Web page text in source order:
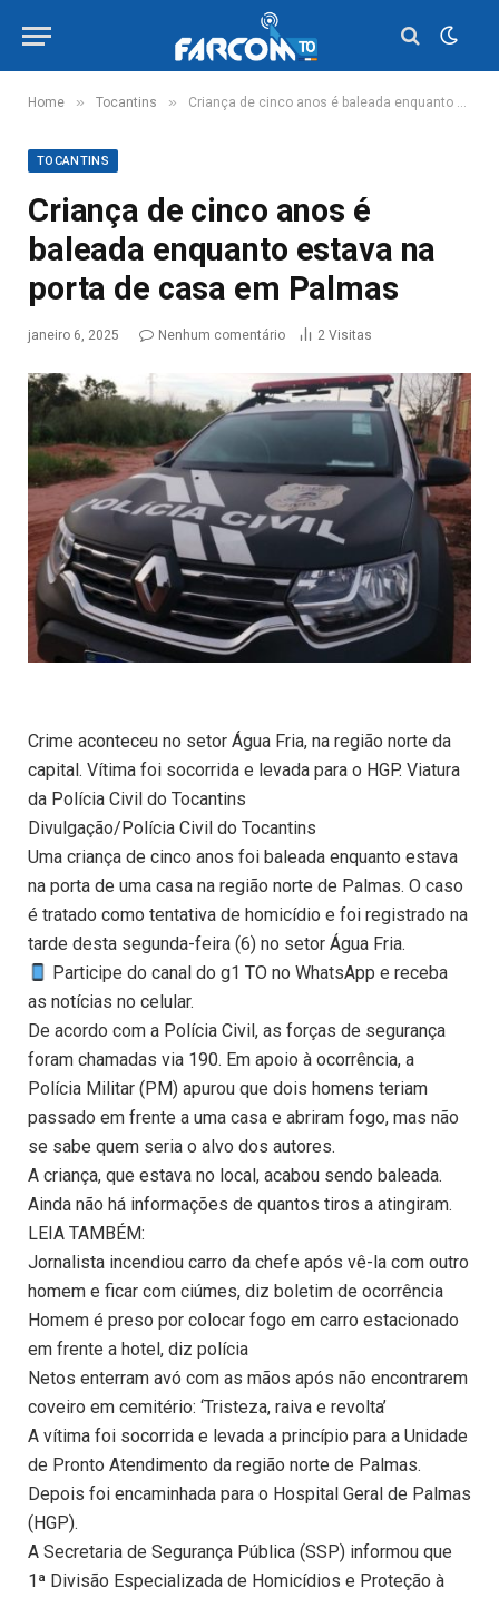
Home » Tocantins » Criança de cinco anos é baleada enquanto estava na porta de casa em Palmas
TOCANTINS
Criança de cinco anos é
baleada enquanto estava na
porta de casa em Palmas
janeiro 6, 2025 Nenhum comentário 2 Visitas
Crime aconteceu no setor Água Fria, na região norte da
capital. Vítima foi socorrida e levada para o HGP. Viatura
da Polícia Civil do Tocantins
Divulgação/Polícia Civil do Tocantins
Uma criança de cinco anos foi baleada enquanto estava
na porta de uma casa na região norte de Palmas. O caso
é tratado como tentativa de homicídio e foi registrado na
tarde desta segunda-feira (6) no setor Água Fria.
Participe do canal do g1 TO no WhatsApp e receba
as notícias no celular.
De acordo com a Polícia Civil, as forças de segurança
foram chamadas via 190. Em apoio à ocorrência, a
Polícia Militar (PM) apurou que dois homens teriam
passado em frente a uma casa e abriram fogo, mas não
se sabe quem seria o alvo dos autores.
A criança, que estava no local, acabou sendo baleada.
Ainda não há informações de quantos tiros a atingiram.
LEIA TAMBÉM:
Jornalista incendiou carro da chefe após vê-la com outro
homem e ficar com ciúmes, diz boletim de ocorrência
Homem é preso por colocar fogo em carro estacionado
em frente a hotel, diz polícia
Netos enterram avó com as mãos após não encontrarem
coveiro em cemitério: ‘Tristeza, raiva e revolta’
A vítima foi socorrida e levada a princípio para a Unidade
de Pronto Atendimento da região norte de Palmas.
Depois foi encaminhada para o Hospital Geral de Palmas
(HGP).
A Secretaria de Segurança Pública (SSP) informou que
1ª Divisão Especializada de Homicídios e Proteção à